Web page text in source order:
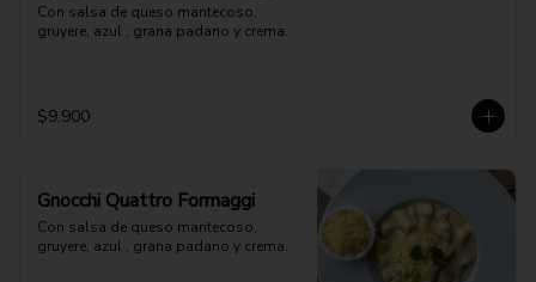
Con salsa de queso mantecoso,
gruyere, azul , grana padano y crema.
$9.900
Gnocchi Quattro Formaggi
Con salsa de queso mantecoso,
gruyere, azul , grana padano y crema.